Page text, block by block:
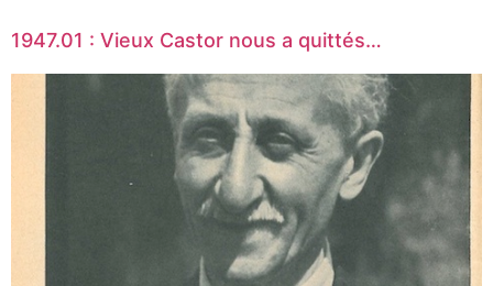
1947.01 : Vieux Castor nous a quittés…